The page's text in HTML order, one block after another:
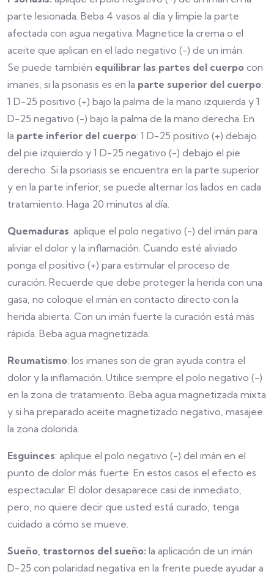
parte lesionada. Beba 4 vasos al día y limpie la parte
afectada con agua negativa. Magnetice la crema o el
aceite que aplican en el lado negativo (-) de un imán.
Se puede también equilibrar las partes del cuerpo con
imanes, si la psoriasis es en la parte superior del cuerpo:
1 D-25 positivo (+) bajo la palma de la mano izquierda y 1
D-25 negativo (-) bajo la palma de la mano derecha. En
la parte inferior del cuerpo: 1 D-25 positivo (+) debajo
del pie izquierdo y 1 D-25 negativo (-) debajo el pie
derecho. Si la psoriasis se encuentra en la parte superior
y en la parte inferior, se puede alternar los lados en cada
tratamiento. Haga 20 minutos al día.
Quemaduras: aplique el polo negativo (-) del imán para
aliviar el dolor y la inflamación. Cuando esté aliviado
ponga el positivo (+) para estimular el proceso de
curación. Recuerde que debe proteger la herida con una
gasa, no coloque el imán en contacto directo con la
herida abierta. Con un imán fuerte la curación está más
rápida. Beba agua magnetizada.
Reumatismo: los imanes son de gran ayuda contra el
dolor y la inflamación. Utilice siempre el polo negativo (-)
en la zona de tratamiento. Beba agua magnetizada mixta
y si ha preparado aceite magnetizado negativo, masajee
la zona dolorida.
Esguinces: aplique el polo negativo (-) del imán en el
punto de dolor más fuerte. En estos casos el efecto es
espectacular. El dolor desaparece casi de inmediato,
pero, no quiere decir que usted está curado, tenga
cuidado a cómo se mueve.
Sueño, trastornos del sueño: la aplicación de un imán
D-25 con polaridad negativa en la frente puede ayudar a